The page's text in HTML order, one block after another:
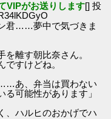
VIPがお送りします[] 投
君……夢中で気づきま
離す朝比奈さん。
すけどね。
あ、弁当は買わない
可能性があります」
、ハルヒのおかげでハ